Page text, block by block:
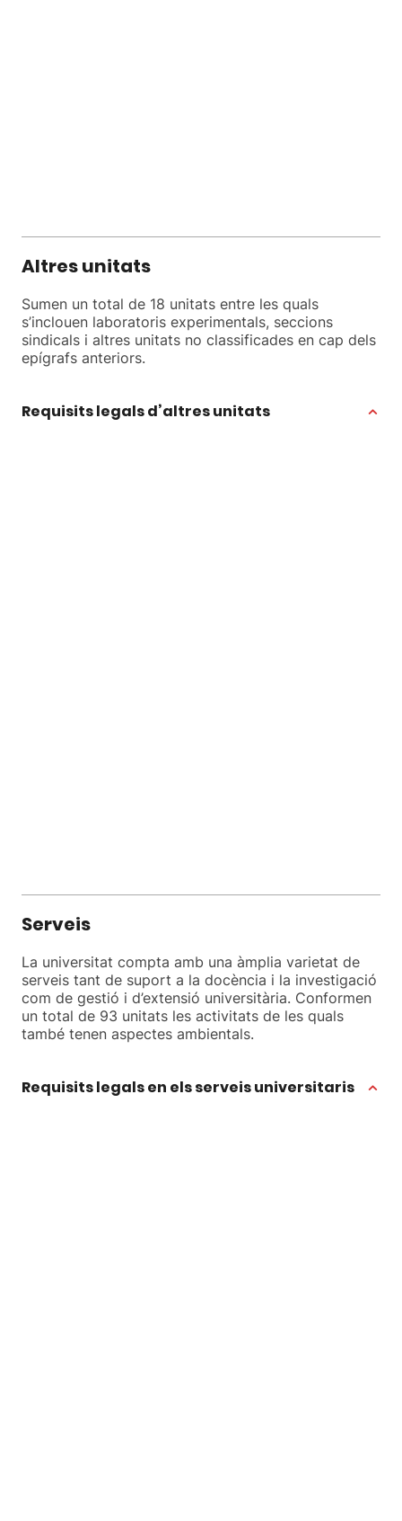
Altres unitats
Sumen un total de 18 unitats entre les quals
s’inclouen laboratoris experimentals, seccions
sindicals i altres unitats no classificades en cap dels
epígrafs anteriors.
Requisits legals d’altres unitats
Serveis
La universitat compta amb una àmplia varietat de
serveis tant de suport a la docència i la investigació
com de gestió i d’extensió universitària. Conformen
un total de 93 unitats les activitats de les quals
també tenen aspectes ambientals.
Requisits legals en els serveis universitaris